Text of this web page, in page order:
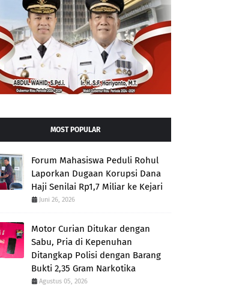
MOST POPULAR
Forum Mahasiswa Peduli Rohul
Laporkan Dugaan Korupsi Dana
Haji Senilai Rp1,7 Miliar ke Kejari
Juni 26, 2026
Motor Curian Ditukar dengan
Sabu, Pria di Kepenuhan
Ditangkap Polisi dengan Barang
Bukti 2,35 Gram Narkotika
Agustus 05, 2026